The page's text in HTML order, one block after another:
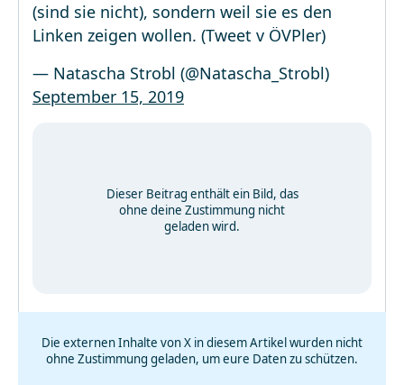
(sind sie nicht), sondern weil sie es den
Linken zeigen wollen. (Tweet v ÖVPler)
— Natascha Strobl (@Natascha_Strobl)
September 15, 2019
Dieser Beitrag enthält ein Bild, das
ohne deine Zustimmung nicht
geladen wird.
Die externen Inhalte von X in diesem Artikel wurden nicht
ohne Zustimmung geladen, um eure Daten zu schützen.